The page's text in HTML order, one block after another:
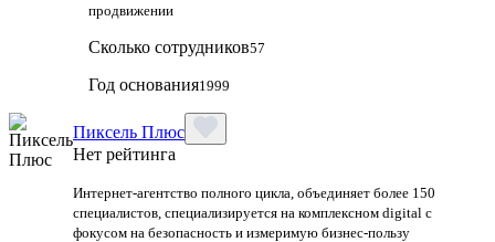
продвижении
Сколько сотрудников57
Год основания1999
Пиксель Плюс
Нет рейтинга
Интернет-агентство полного цикла, объединяет более 150
специалистов, специализируется на комплексном digital с
фокусом на безопасность и измеримую бизнес-пользу